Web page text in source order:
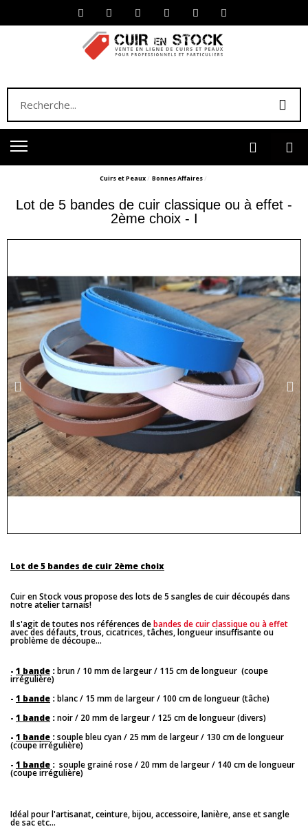
Cuirs et Peaux Bonnes Affaires
Lot de 5 bandes de cuir classique ou à effet -
2ème choix - I
Lot de 5 bandes de cuir 2ème choix
Cuir en Stock vous propose des lots de 5 sangles de cuir découpés dans
notre atelier tarnais!
Il s'agit de toutes nos références debandes de cuir classique ou à effet
avec des défauts, trous, cicatrices, tâches, longueur insuffisante ou
problème de découpe...
- 1 bande :brun / 10 mm de largeur / 115 cm de longueur (coupe
irrégulière)
- 1 bande :blanc / 15 mm de largeur / 100 cm de longueur (tâche)
- 1 bande :noir / 20 mm de largeur / 125 cm de longueur (divers)
- 1 bande :souple bleu cyan / 25 mm de largeur / 130 cm de longueur
(coupe irrégulière)
- 1 bande : souple grainé rose / 20 mm de largeur / 140 cm de longueur
(coupe irrégulière)
Idéal pour l'artisanat, ceinture, bijou, accessoire, lanière, anse et sangle
de sac etc...